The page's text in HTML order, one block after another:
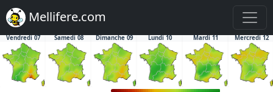
Mellifere.com
Vendredi 07 Samedi 08 Dimanche 09 Lundi 10 Mardi 11 Mercredi 12